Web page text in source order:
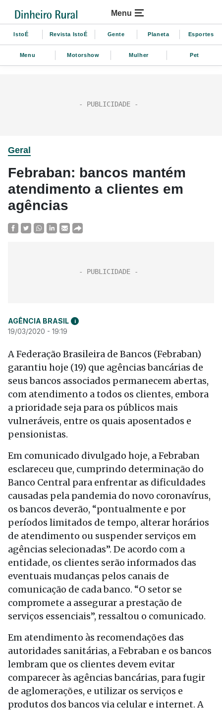
Menu
IstoÉ Revista IstoÉ Gente Planeta Esportes
Menu Motorshow Mulher Pet
Geral
Febraban: bancos mantém
atendimento a clientes em
agências
AGÊNCIA BRASIL i
19/03/2020 - 19:19
A Federação Brasileira de Bancos (Febraban)
garantiu hoje (19) que agências bancárias de
seus bancos associados permanecem abertas,
com atendimento a todos os clientes, embora
a prioridade seja para os públicos mais
vulneráveis, entre os quais aposentados e
pensionistas.
Em comunicado divulgado hoje, a Febraban
esclareceu que, cumprindo determinação do
Banco Central para enfrentar as dificuldades
causadas pela pandemia do novo coronavírus,
os bancos deverão, “pontualmente e por
períodos limitados de tempo, alterar horários
de atendimento ou suspender serviços em
agências selecionadas”. De acordo com a
entidade, os clientes serão informados das
eventuais mudanças pelos canais de
comunicação de cada banco. “O setor se
compromete a assegurar a prestação de
serviços essenciais”, ressaltou o comunicado.
Em atendimento às recomendações das
autoridades sanitárias, a Febraban e os bancos
lembram que os clientes devem evitar
comparecer às agências bancárias, para fugir
de aglomerações, e utilizar os serviços e
produtos dos bancos via celular e internet. A